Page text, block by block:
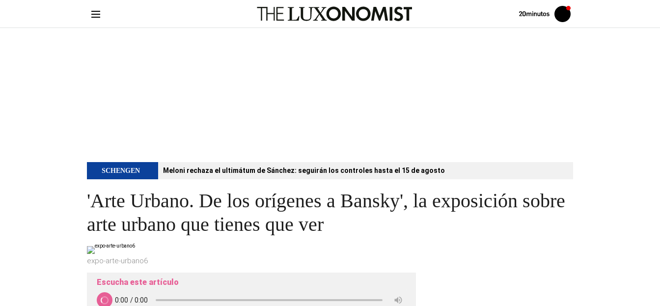
Volver
Iniciar
sesión
SCHENGEN Meloni rechaza el ultimátum de Sánchez: seguirán los controles hasta el 15 de agosto
'Arte Urbano. De los orígenes a Bansky', la exposición sobre
arte urbano que tienes que ver
expo-arte-urbano6
Escucha este artículo